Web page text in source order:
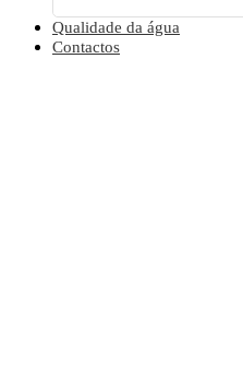
Qualidade da água
Contactos